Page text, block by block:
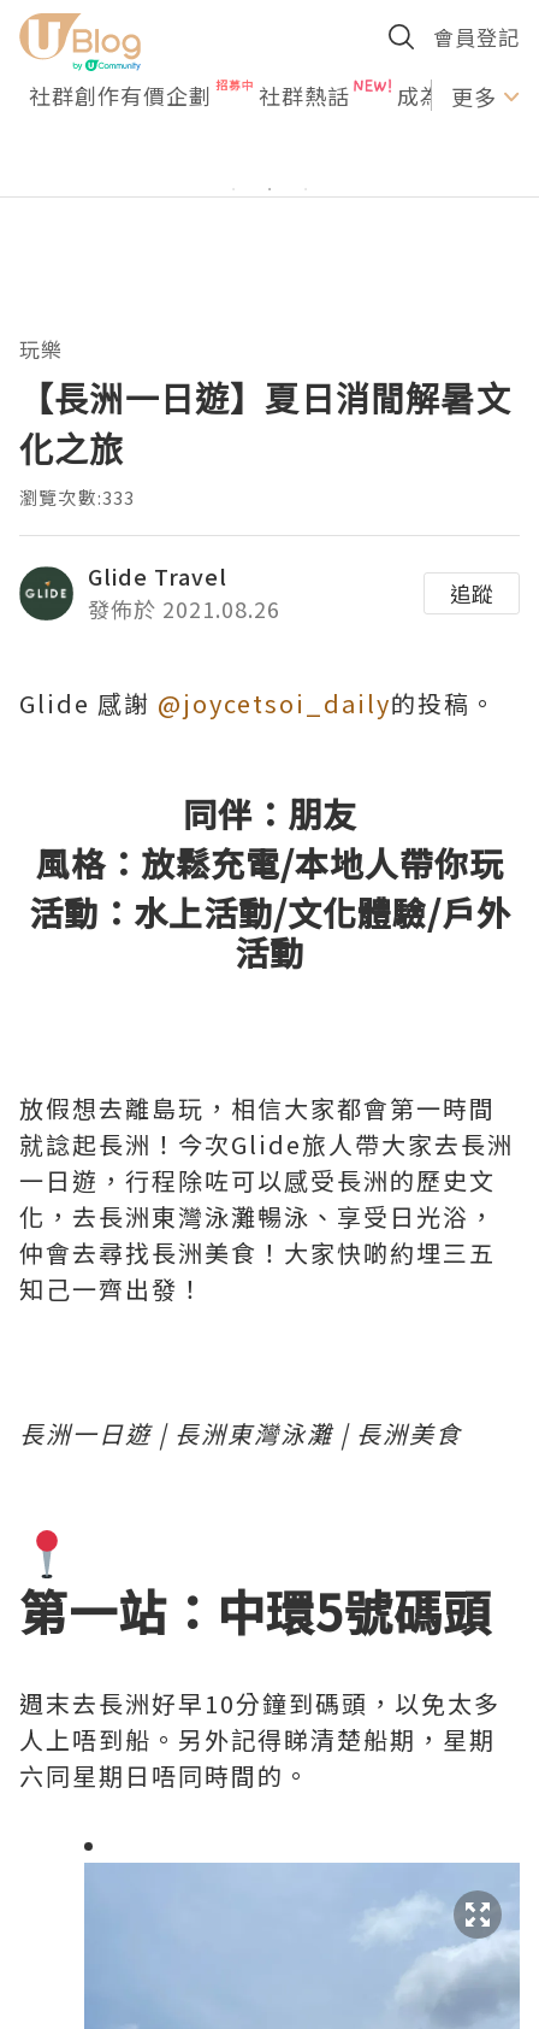
會員登記
社群創作有價企劃 社群熱話 成為U更多
玩樂
【長洲一日遊】夏日消閒解暑文
化之旅
瀏覽次數:333
Glide Travel
發佈於 2021.08.26
追蹤
Glide 感謝 @joycetsoi_daily的投稿。
同伴：朋友
風格：放鬆充電/本地人帶你玩
活動：水上活動/文化體驗/戶外
活動
放假想去離島玩，相信大家都會第一時間
就諗起長洲！今次Glide旅人帶大家去長洲
一日遊，行程除咗可以感受長洲的歷史文
化，去長洲東灣泳灘暢泳、享受日光浴，
仲會去尋找長洲美食！大家快啲約埋三五
知己一齊出發！
長洲一日遊 | 長洲東灣泳灘 | 長洲美食
第一站：中環5號碼頭
週末去長洲好早10分鐘到碼頭，以免太多
人上唔到船。另外記得睇清楚船期，星期
六同星期日唔同時間的。